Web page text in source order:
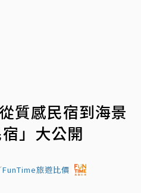
質感民宿到海景
」大公開
FunTime旅遊比價